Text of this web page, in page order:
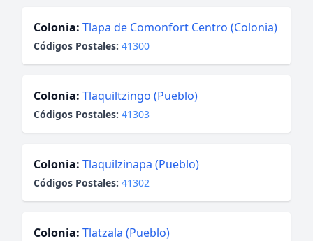
Colonia: Tlapa de Comonfort Centro (Colonia)
Códigos Postales: 41300
Colonia: Tlaquiltzingo (Pueblo)
Códigos Postales: 41303
Colonia: Tlaquilzinapa (Pueblo)
Códigos Postales: 41302
Colonia: Tlatzala (Pueblo)